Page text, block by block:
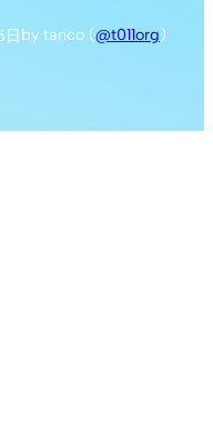
by tanco (@t011org)